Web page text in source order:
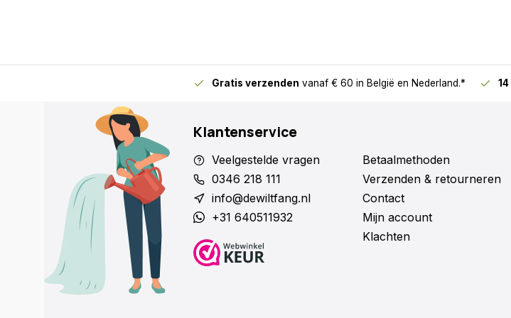
Gratis verzenden vanaf € 60 in België en Nederland.* 14
Klantenservice
Veelgestelde vragen
0346 218 111
info@dewiltfang.nl
+31 640511932
Betaalmethoden
Verzenden & retourneren
Contact
Mijn account
Klachten